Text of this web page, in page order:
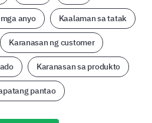
anyo Kaalaman sa tatak
Karanasan ng customer
Karanasan sa produkto
pantao